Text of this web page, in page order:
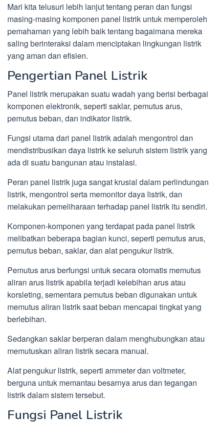
Mari kita telusuri lebih lanjut tentang peran dan fungsi
masing-masing komponen panel listrik untuk memperoleh
pemahaman yang lebih baik tentang bagaimana mereka
saling berinteraksi dalam menciptakan lingkungan listrik
yang aman dan efisien.
Pengertian Panel Listrik
Panel listrik merupakan suatu wadah yang berisi berbagai
komponen elektronik, seperti saklar, pemutus arus,
pemutus beban, dan indikator listrik.
Fungsi utama dari panel listrik adalah mengontrol dan
mendistribusikan daya listrik ke seluruh sistem listrik yang
ada di suatu bangunan atau instalasi.
Peran panel listrik juga sangat krusial dalam perlindungan
listrik, mengontrol serta memonitor daya listrik, dan
melakukan pemeliharaan terhadap panel listrik itu sendiri.
Komponen-komponen yang terdapat pada panel listrik
melibatkan beberapa bagian kunci, seperti pemutus arus,
pemutus beban, saklar, dan alat pengukur listrik.
Pemutus arus berfungsi untuk secara otomatis memutus
aliran arus listrik apabila terjadi kelebihan arus atau
korsleting, sementara pemutus beban digunakan untuk
memutus aliran listrik saat beban mencapai tingkat yang
berlebihan.
Sedangkan saklar berperan dalam menghubungkan atau
memutuskan aliran listrik secara manual.
Alat pengukur listrik, seperti ammeter dan voltmeter,
berguna untuk memantau besarnya arus dan tegangan
listrik dalam sistem tersebut.
Fungsi Panel Listrik